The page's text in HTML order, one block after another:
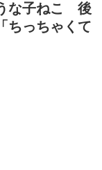
な子ねこ 後
ちっちゃくて